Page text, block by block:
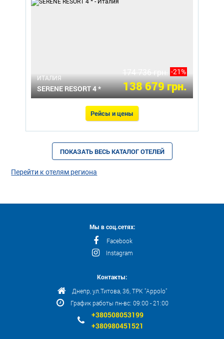
ИТАЛИЯ
SERENE RESORT 4 *
174 736 грн. -21%
138 679 грн.
Рейсы и цены
ПОКАЗАТЬ ВЕСЬ КАТАЛОГ ОТЕЛЕЙ
Перейти к отелям региона
Мы в соц.сетях:
Facebook
Instagram
Контакты:
Днепр, ул.Титова, 36, ТРК "Appolo"
График работы пн-вс: 09:00 - 21:00
+380508053199
+380980451521